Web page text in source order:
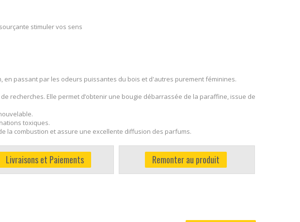
stimuler vos sens
passant par les odeurs puissantes du bois et d'autres purement féminines.
recherches. Elle permet d’obtenir une bougie débarrassée de la paraffine, issue de
toxiques.
la combustion et assure une excellente diffusion des parfums.
Livraisons et Paiements Remonter au produit